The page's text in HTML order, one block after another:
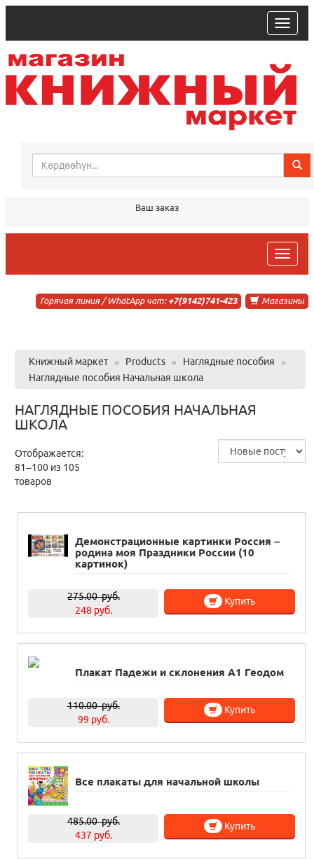
trk
Ваш заказ
trk
Магазины
Горячая линия / WhatApp чат: +7(9142)741-423
Книжный маркет » Products » Наглядные пособия
»
Наглядные пособия Начальная школа
НАГЛЯДНЫЕ ПОСОБИЯ НАЧАЛЬНАЯ
ШКОЛА
Отображается:
81–100 из 105
товаров
Демонстрационные картинки Россия –
родина моя Праздники России (10
картинок)
275.00руб.
248 руб.
Купить
Плакат Падежи и склонения А1 Геодом
110.00руб.
99 руб.
Купить
Все плакаты для начальной школы
485.00руб.
437 руб.
Купить